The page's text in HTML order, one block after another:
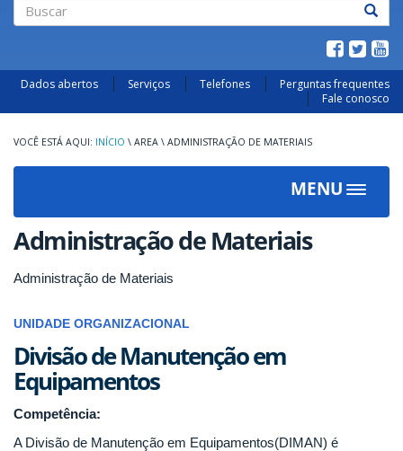
Dados abertos Serviços Telefones
Perguntas frequentes
Fale conosco
INÍCIO \ AREA \ ADMINISTRAÇÃO DE MATERIAIS
MENU
Toggle
Administração de Materiais
Administração de Materiais
UNIDADE ORGANIZACIONAL
Divisão de Manutenção em
Equipamentos
Competência:
A Divisão de Manutenção em Equipamentos(DIMAN) é